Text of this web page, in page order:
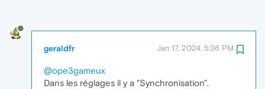
geraldfr Jan 17, 2024, 5:36 PM
@ope3gameux
Dans les réglages il y a "Synchronisation".